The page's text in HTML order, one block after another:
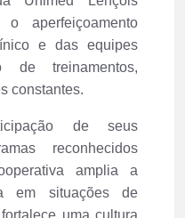
a política de
Unimed Lençóis
aperfeiçoamento
e das equipes
de treinamentos,
constantes.
de seus
reconhecidos
amplia a